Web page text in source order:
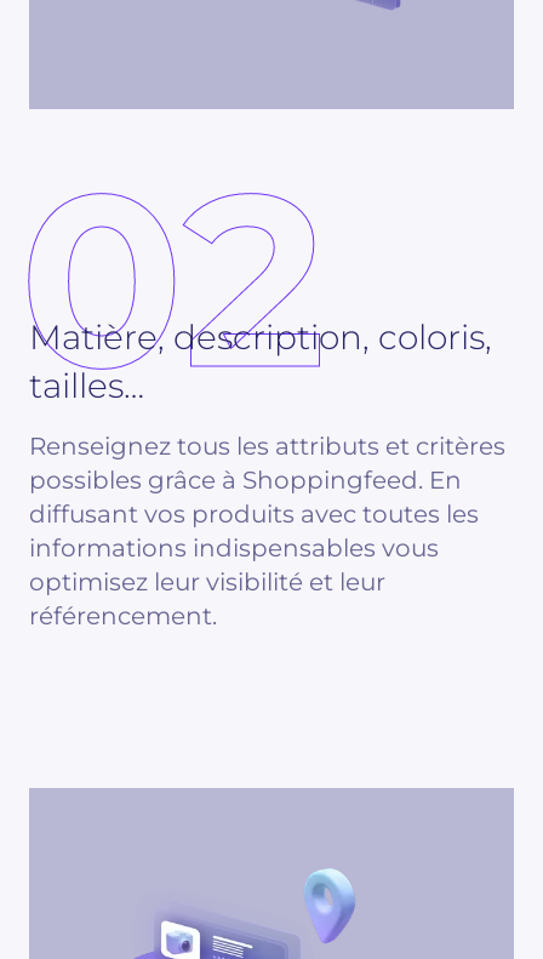
02
Matière, description, coloris,
tailles…
Renseignez tous les attributs et critères
possibles grâce à Shoppingfeed. En
diffusant vos produits avec toutes les
informations indispensables vous
optimisez leur visibilité et leur
référencement.